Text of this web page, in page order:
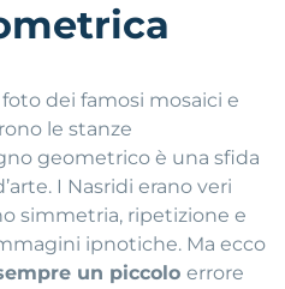
dei famosi mosaici e
le stanze
geometrico è una sfida
I Nasridi erano veri
simmetria, ripetizione e
ipnotiche. Ma ecco
un piccolo errore